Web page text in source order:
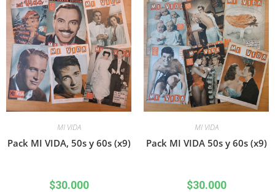
MI VIDA
Pack MI VIDA, 50s y 60s (x9)
$30.000
MI VIDA
Pack MI VIDA 50s y 60s (x9)
$30.000